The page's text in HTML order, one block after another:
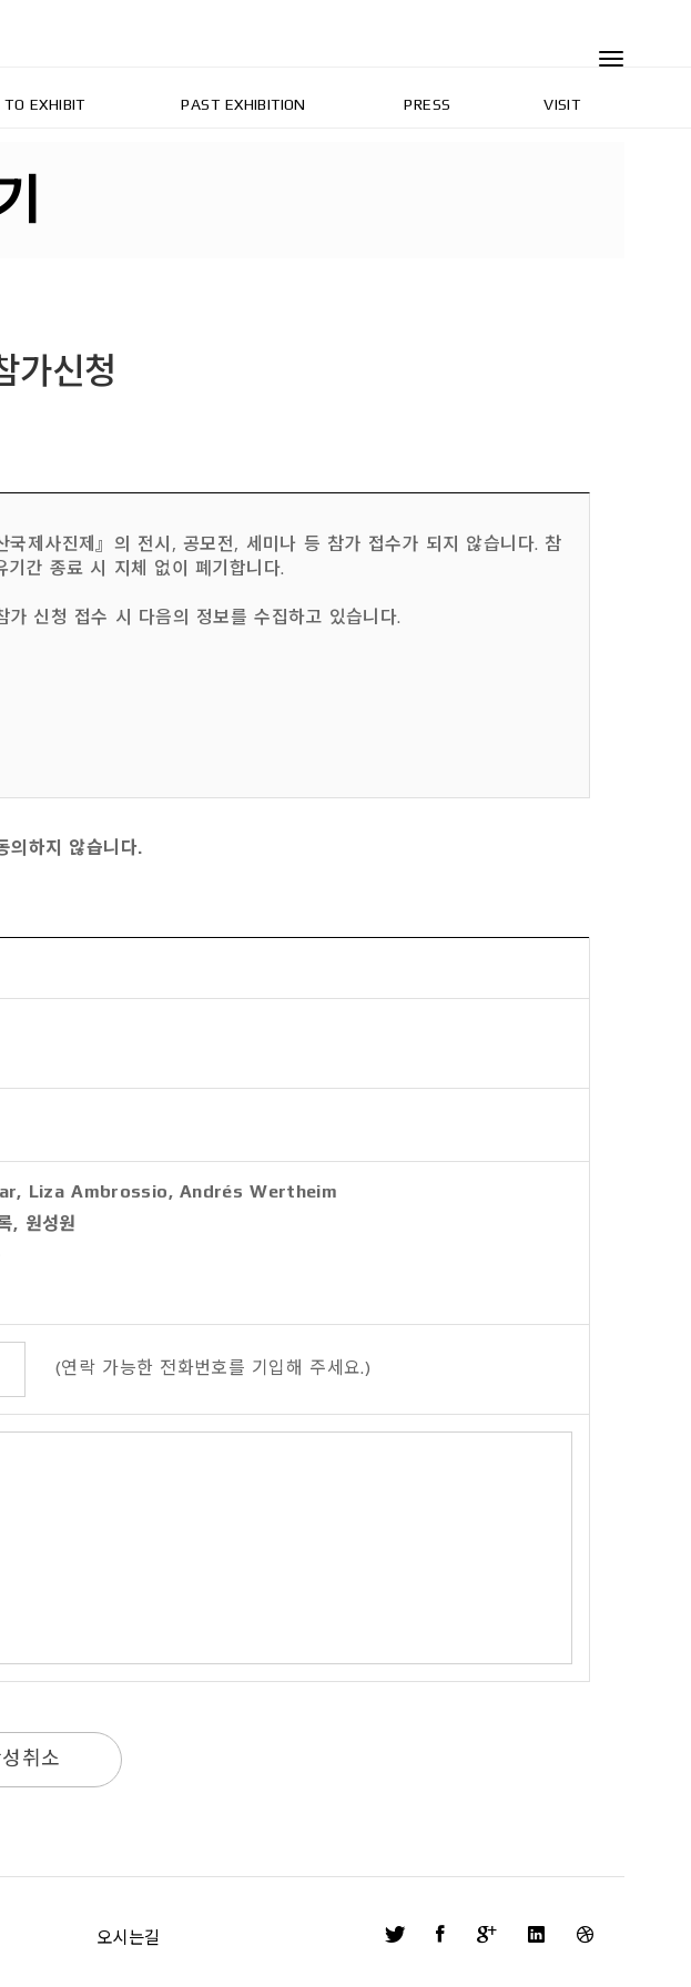
TO EXHIBIT PAST EXHIBITION PRESS VISIT
가신청
제사진제』의 전시, 공모전, 세미나 등 참가 접수가 되지 않습니다. 참
기간 종료 시 지체 없이 폐기합니다.
신청 접수 시 다음의 정보를 수집하고 있습니다.
기록, 접속로그, 쿠키, 접속 IP정보
의하지 않습니다.
Liza Ambrossio, Andrés Wertheim
, 원성원
(연락 가능한 전화번호를 기입해 주세요.)
취소
오시는길